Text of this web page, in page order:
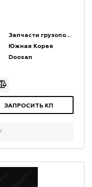
Запчасти грузоподъемной мачты и каретки
Южная Корея
Doosan
ЗАПРОСИТЬ КП